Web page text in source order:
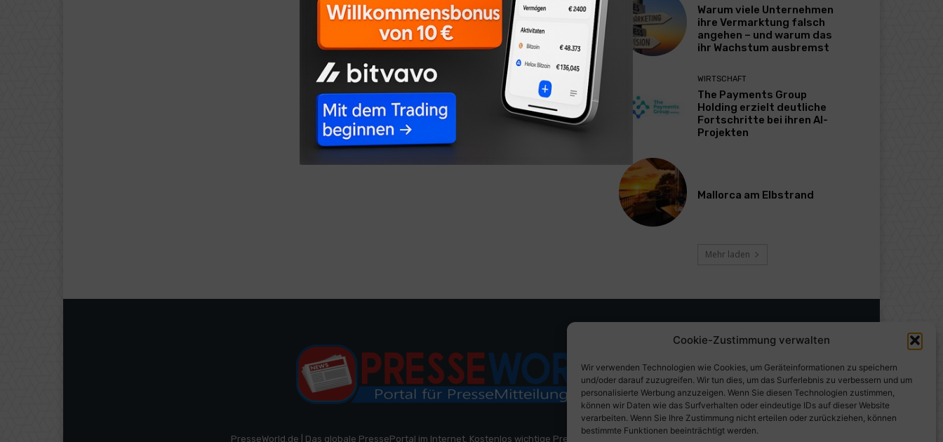
Cookie-Zustimmung verwalten
Wir verwenden Technologien wie Cookies, um Geräteinformationen zu speichern
und/oder darauf zuzugreifen. Wir tun dies, um das Surferlebnis zu verbessern und um
personalisierte Werbung anzuzeigen. Wenn Sie diesen Technologien zustimmen,
können wir Daten wie das Surfverhalten oder eindeutige IDs auf dieser Website
verarbeiten. Wenn Sie Ihre Zustimmung nicht erteilen oder zurückziehen, können
bestimmte Funktionen beeinträchtigt werden.
Warum viele Unternehmen
ihre Vermarktung falsch
angehen – und warum das
ihr Wachstum ausbremst
WIRTSCHAFT
The Payments Group
Holding erzielt deutliche
Fortschritte bei ihren AI-
Projekten
Mallorca am Elbstrand
Mehr laden
PresseWorld.de | Das globale PressePortal im Internet. Kostenlos wichtige PresseMitteilungen auf PresseWorld